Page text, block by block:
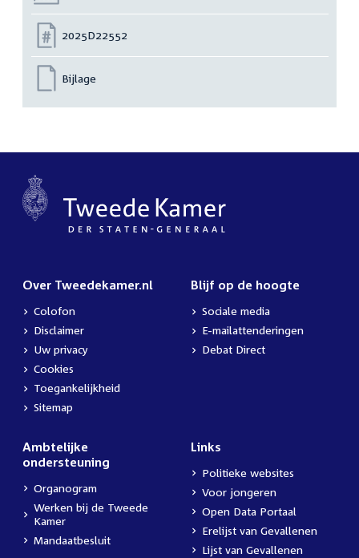
Nummer:
2025D22552
Bijlage
Over Tweedekamer.nl
Colofon
Disclaimer
Uw privacy
Cookies
Toegankelijkheid
Sitemap
Blijf op de hoogte
Sociale media
E-mailattenderingen
Debat Direct
Ambtelijke
ondersteuning
Organogram
Werken bij de Tweede
Kamer
Mandaatbesluit
Links
Politieke websites
Voor jongeren
Open Data Portaal
Erelijst van Gevallenen
Lijst van Gevallenen